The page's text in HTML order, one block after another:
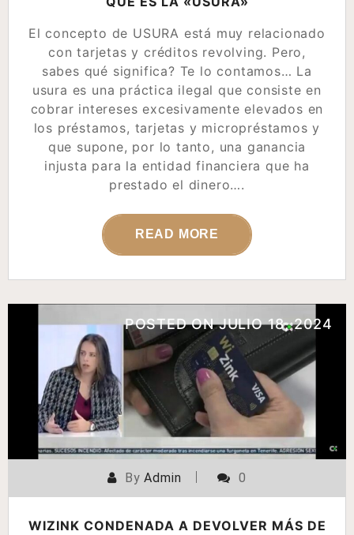
El concepto de USURA está muy relacionado
con tarjetas y créditos revolving. Pero,
sabes qué significa? Te lo contamos… La
usura es una práctica ilegal que consiste en
cobrar intereses excesivamente elevados en
los préstamos, tarjetas y micropréstamos y
que supone, por lo tanto, una ganancia
injusta para la entidad financiera que ha
prestado el dinero….
READ MORE
POSTED ONJULIO 18, 2024
ByAdmin 0
WIZINK CONDENADA A DEVOLVER MÁS DE